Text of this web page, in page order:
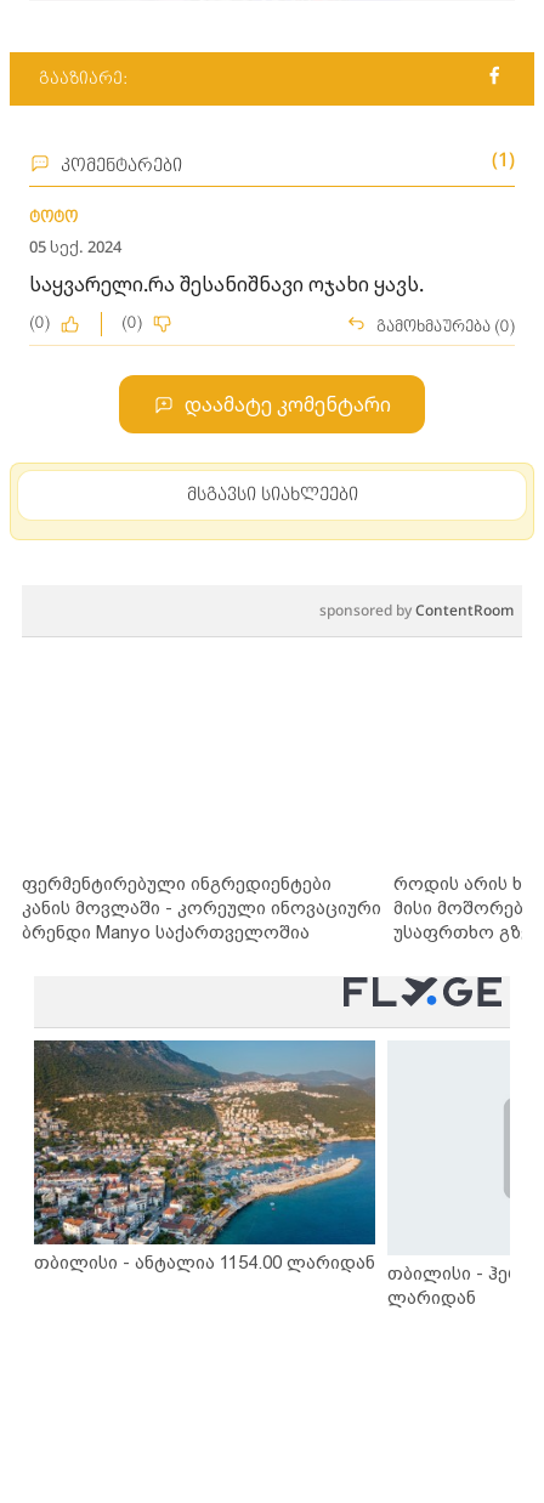
გააზიარე:
კომენტარები (1)
ტოტო
05 სექ. 2024
საყვარელი.რა შესანიშნავი ოჯახი ყავს.
(0) (0) გამოხმაურება (0)
დაამატე კომენტარი
მსგავსი სიახლეები
sponsored byContentRoom
ფერმენტირებული ინგრედიენტები
კანის მოვლაში - კორეული ინოვაციური
ბრენდი Manyo საქართველოშია
როდის არის
მისი
უსაფრთხო
თბილისი - ანტალია 1154.00 ლარიდან
თბილისი -
ლარიდან